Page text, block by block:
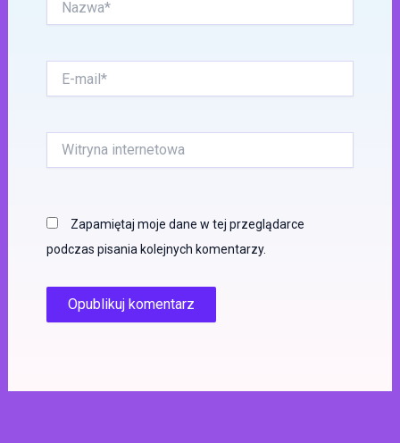
mail*
internetowa
Zapamiętaj moje dane w tej przeglądarce
podczas pisania kolejnych komentarzy.